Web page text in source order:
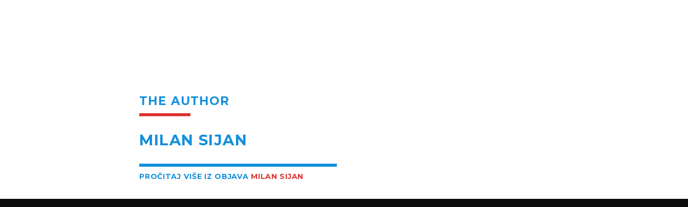
THE AUTHOR
MILAN SIJAN
PROČITAJ VIŠE IZ OBJAVA MILAN SIJAN